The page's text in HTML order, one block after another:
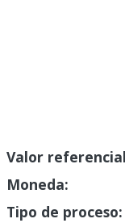
Valor
Moneda:
Tipo de proceso: